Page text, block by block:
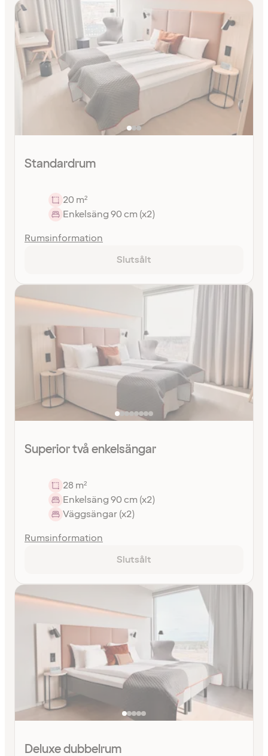
Standardrum
20 m²
Enkelsäng 90 cm (x2)
Rumsinformation
Slutsålt
Superior två enkelsängar
28 m²
Enkelsäng 90 cm (x2)
Väggsängar (x2)
Rumsinformation
Slutsålt
Deluxe dubbelrum